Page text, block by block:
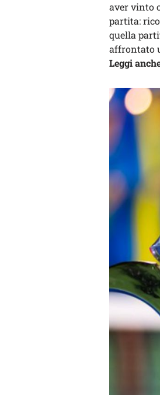
aver vinto
partita:
quella
affrontato
Leggi